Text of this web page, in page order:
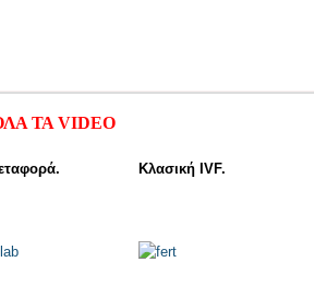
ΤΑ VIDEO
Κλασική IVF.